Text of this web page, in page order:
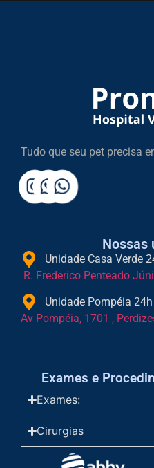
Tudo que seu pet precisa
Nossas
Unidade Casa Verde
R. Frederico Penteado
Unidade Pompéia 24h
Av Pompéia, 1701 ,
Exames e
Exames:
Cirurgias